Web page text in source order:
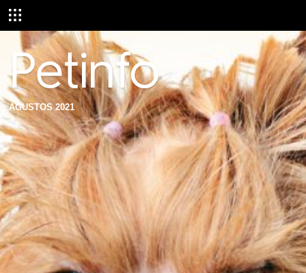
AĞUSTOS 2021